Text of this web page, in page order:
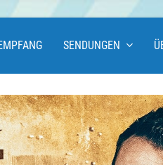
SENDUNGEN